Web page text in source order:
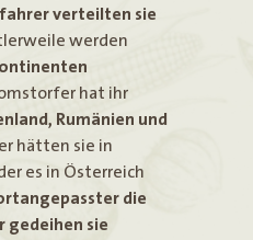
verteilten sie
werden
hat ihr
Rumänien und
hätten sie in
es in Österreich
die
gedeihen sie